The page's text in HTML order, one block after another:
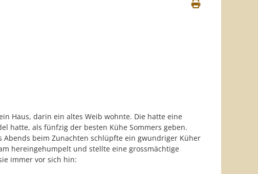
Haus, darin ein altes Weib wohnte. Die hatte eine
hatte, als fünfzig der besten Kühe Sommers geben.
beim Zunachten schlüpfte ein gwundriger Küher
hereingehumpelt und stellte eine grossmächtige
immer vor sich hin: